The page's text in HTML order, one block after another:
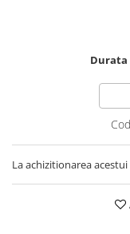
Genți Gri
Genți Maro
Genți Multicolore
Durata
La achizitionarea